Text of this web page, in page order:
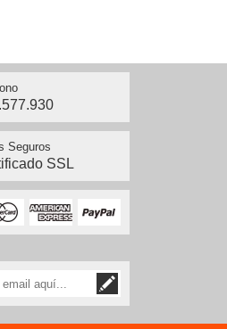
Seguros
SSL